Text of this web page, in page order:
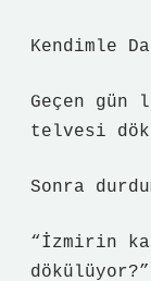
Kendimle
Geçen gün
telvesi
Sonra
“İzmirin